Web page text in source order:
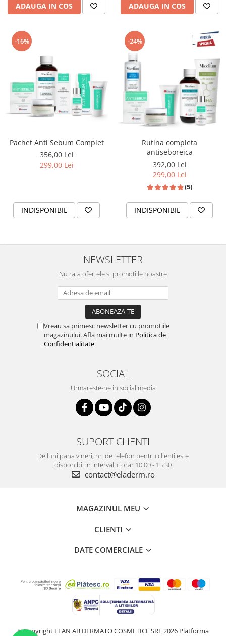
ADAUGA IN COS ADAUGA IN COS
-16%
Pachet Anti Sebum Complet
356,00 Lei
299,00 Lei
INDISPONIBIL
-24%
Rutina completa
antiseboreica
392,00 Lei
299,00 Lei
(5)
INDISPONIBIL
NEWSLETTER
Nu rata ofertele si promotiile noastre
Vreau sa primesc newsletter cu promotiile
magazinului. Afla mai multe in Politica de
Confidentialitate
SOCIAL
Urmareste-ne in social media
SUPORT CLIENTI
De luni pana vineri, nr. de telefon pentru clienti este
disponibil in intervalul orar 10:00 - 15:30
contact@eladerm.ro
MAGAZINUL MEU
CLIENTI
DATE COMERCIALE
©Copyright ELAN AB DERMATO COSMETICE SRL 2026 Platforma